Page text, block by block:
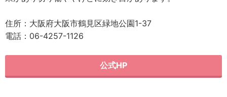
住所：大阪府大阪市鶴見区緑地公園1-37
電話：06-4257-1126
公式HP